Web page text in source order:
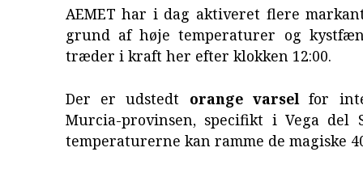
AEMET har i dag aktiveret flere
grund af høje temperaturer og
træder i kraft her efter klokken 12:00.
Der er udstedt orange varselfor
Murcia-provinsen, specifikt i Vega del
temperaturerne kan ramme de magiske